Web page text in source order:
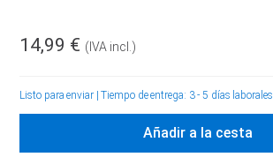
14,99 € (IVA incl.)
Listo para enviar |Tiempo de entrega: 3 - 5 días laborales
Añadir a la cesta